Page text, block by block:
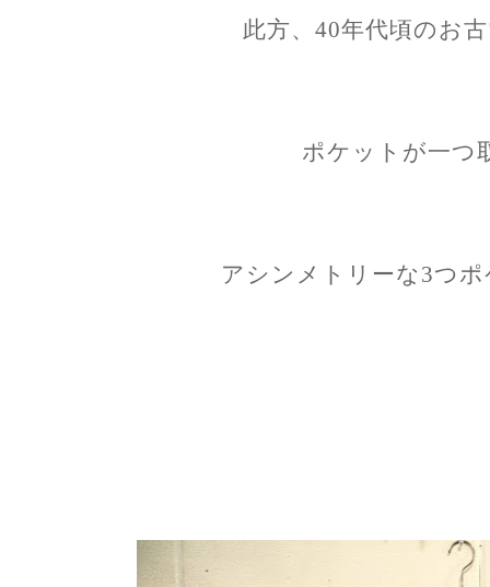
此方、40年代頃のお
ポケットが一つ
アシンメトリーな3つ